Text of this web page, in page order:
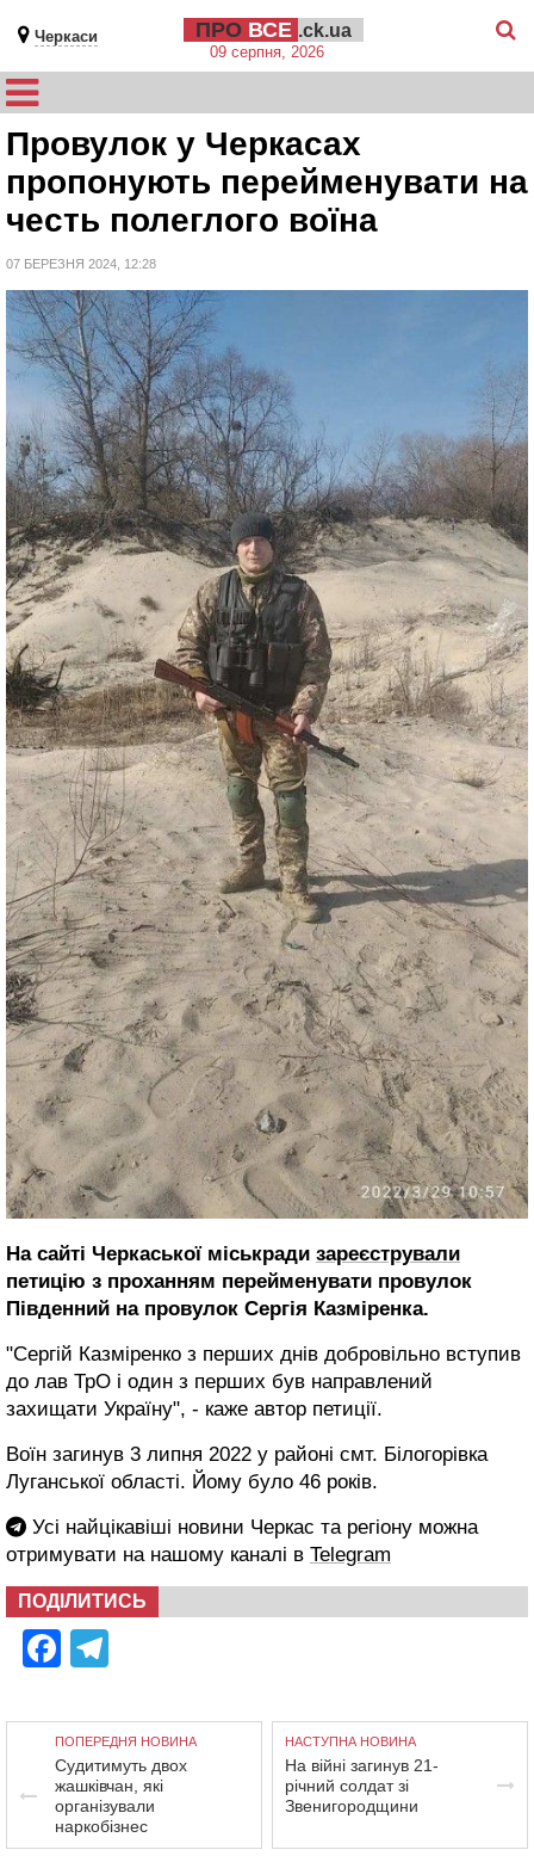
Черкаси ПРО ВСЕ .ck.ua
09 серпня, 2026
Провулок у Черкасах
пропонують перейменувати на
честь полеглого воїна
07 БЕРЕЗНЯ 2024, 12:28
На сайті Черкаської міськради зареєстрували
петицію з проханням перейменувати провулок
Південний на провулок Сергія Казміренка.
"Сергій Казміренко з перших днів добровільно вступив
до лав ТрО і один з перших був направлений
захищати Україну", - каже автор петиції.
Воїн загинув 3 липня 2022 у районі смт. Білогорівка
Луганської області. Йому було 46 років.
Усі найцікавіші новини Черкас та регіону можна
отримувати на нашому каналі в Telegram
ПОДІЛИТИСЬ
Facebook
ПОПЕРЕДНЯ НОВИНА
Судитимуть двох
жашківчан, які
організували
наркобізнес
НАСТУПНА НОВИНА
На війні загинув 21-
річний солдат зі
Звенигородщини